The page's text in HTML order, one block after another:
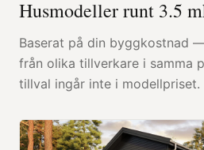
Husmodeller runt 3.5
Baserat på din byggkostnad
från olika tillverkare i samma
tillval ingår inte i modellpriset.